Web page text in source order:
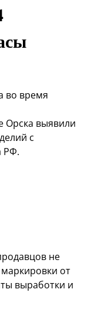
во время
Орска выявили
с
РФ.
не
от
выработки и